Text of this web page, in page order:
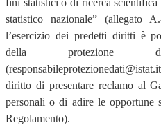
statistico nazionale” (allegato
l’esercizio dei predetti diritti è
della protezione
diritto di presentare reclamo al
personali o di adire le opportune
Regolamento).